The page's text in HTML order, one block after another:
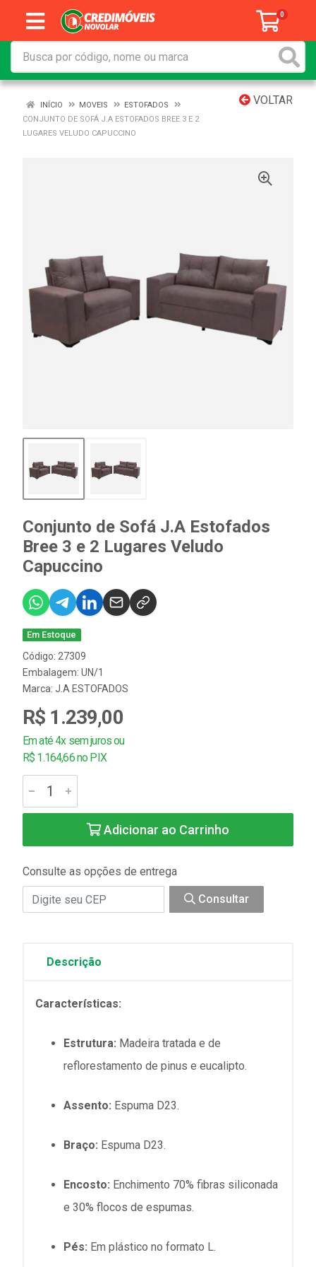
0
VOLTAR
INÍCIO MOVEIS
ESTOFADOS
CONJUNTO DE SOFÁ J.A ESTOFADOS BREE 3 E 2
LUGARES VELUDO CAPUCCINO
Conjunto de Sofá J.A Estofados
Bree 3 e 2 Lugares Veludo
Capuccino
Em Estoque
Código: 27309
Embalagem: UN/1
Marca: J.A ESTOFADOS
R$ 1.239,00
Em até 4x sem juros ou
R$ 1.164,66 no PIX
Adicionar ao Carrinho
Consulte as opções de entrega
Consultar
Descrição
Características:
Estrutura: Madeira tratada e de
reflorestamento de pinus e eucalipto.
Assento: Espuma D23.
Braço: Espuma D23.
Encosto: Enchimento 70% fibras siliconada
e 30% flocos de espumas.
Pés: Em plástico no formato L.